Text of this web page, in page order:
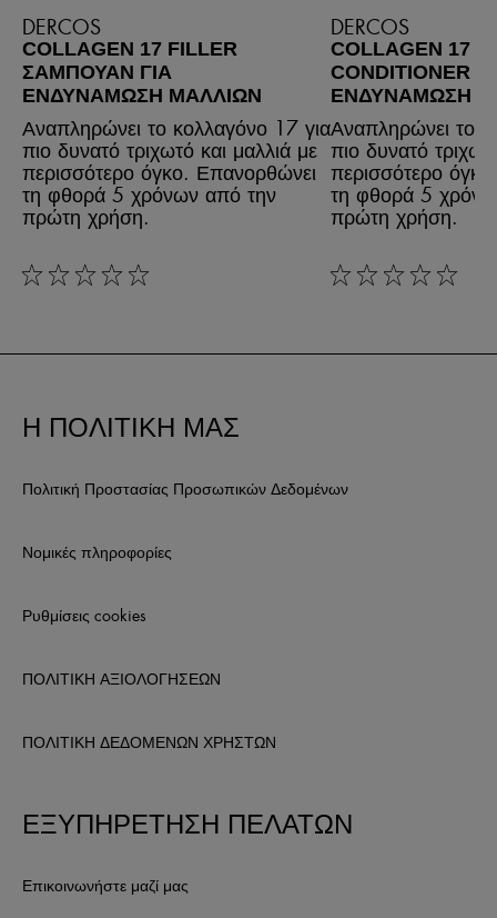
DERCOS
COLLAGEN 17 FILLER
ΣΑΜΠΟΥΆΝ ΓΙΑ
ΕΝΔΥΝΆΜΩΣΗ ΜΑΛΛΙΏΝ
Αναπληρώνει το κολλαγόνο 17 για
πιο δυνατό τριχωτό και μαλλιά με
περισσότερο όγκο. Επανορθώνει
τη φθορά 5 χρόνων από την
πρώτη χρήση.
rating: 0 out of 5
DERCOS
COLLAGEN 17
CONDITIONER
ΕΝΔΥΝΆΜΩΣΗ
Αναπληρώνει το
πιο δυνατό
περισσότερο
τη φθορά 5
πρώτη χρήση.
rating: 0 out of 5
Η ΠΟΛΙΤΙΚΗ ΜΑΣ
Πολιτική Προστασίας Προσωπικών Δεδομένων
Νομικές πληροφορίες
Ρυθμίσεις cookies
ΠΟΛΙΤΙΚΗ ΑΞΙΟΛΟΓΗΣΕΩΝ
ΠΟΛΙΤΙΚΗ ΔΕΔΟΜΕΝΩΝ ΧΡΗΣΤΩΝ
ΕΞΥΠΗΡΕΤΗΣΗ ΠΕΛΑΤΩΝ
Επικοινωνήστε μαζί μας